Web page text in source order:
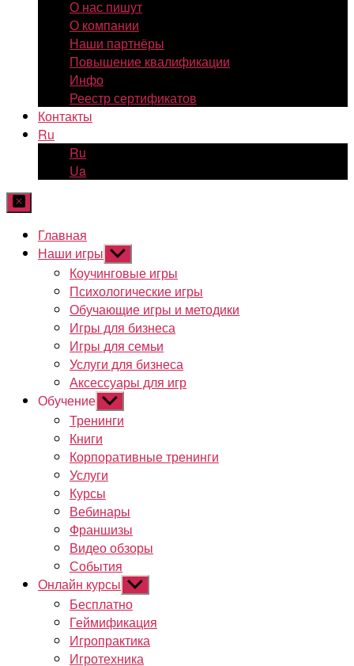
О нас пишут
О компании
Наши партнёры
Повышение квалификации
Инфо
Реестр сертификатов
Контакты
Ru
Ru
Ua
Главная
Наши игры Показывать
подменю
Коучинговые игры
Психологические игры
Обучающие игры и методики
Игры для бизнеса
Игры для семьи
Услуги для бизнеса
Аксессуары для игр
Обучение Показывать
подменю
Тренинги
Книги
Корпоративные тренинги
Услуги
Курсы
Вебинары
Франшизы
Видео обзоры
События
Онлайн курсы Показывать
подменю
Бесплатно
Геймификация
Игропрактика
Игротехника